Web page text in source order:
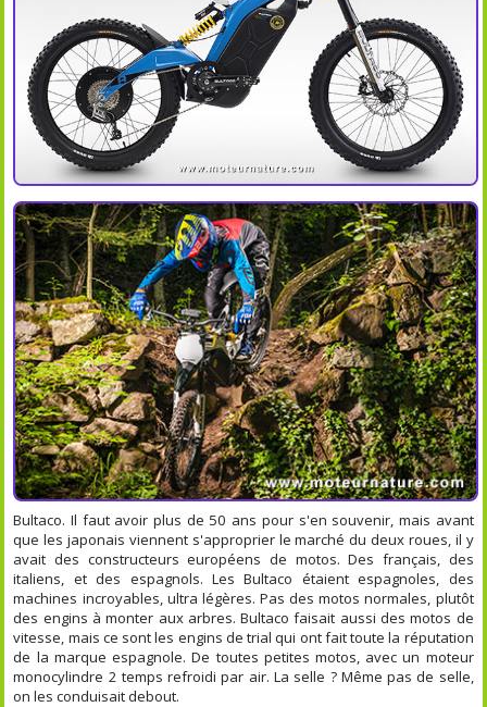
Bultaco. Il faut avoir plus de 50 ans pour s'en souvenir, mais avant
que les japonais viennent s'approprier le marché du deux roues, il y
avait des constructeurs européens de motos. Des français, des
italiens, et des espagnols. Les Bultaco étaient espagnoles, des
machines incroyables, ultra légères. Pas des motos normales, plutôt
des engins à monter aux arbres. Bultaco faisait aussi des motos de
vitesse, mais ce sont les engins de trial qui ont fait toute la réputation
de la marque espagnole. De toutes petites motos, avec un moteur
monocylindre 2 temps refroidi par air. La selle ? Même pas de selle,
on les conduisait debout.